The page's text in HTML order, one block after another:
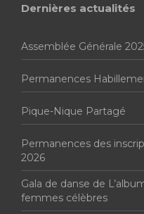
Dernières actualités
Assemblée Générale
Permanences
Pique-Nique Partagé
Permanences des
2026
Gala de danse de
femmes célèbres